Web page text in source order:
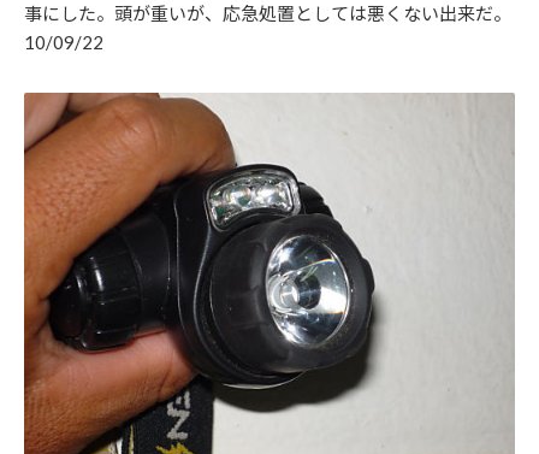
事にした。頭が重いが、応急処置としては悪くない出来だ。
10/09/22